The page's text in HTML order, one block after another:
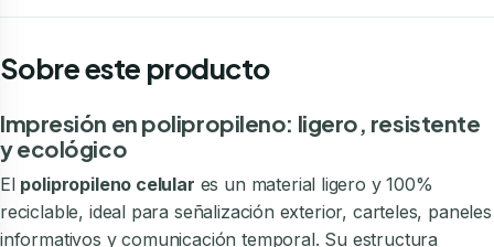
Sobre este producto
Impresión en polipropileno: ligero, resistente
y ecológico
El polipropileno celular es un material ligero y 100%
reciclable, ideal para señalización exterior, carteles, paneles
informativos y comunicación temporal. Su estructura